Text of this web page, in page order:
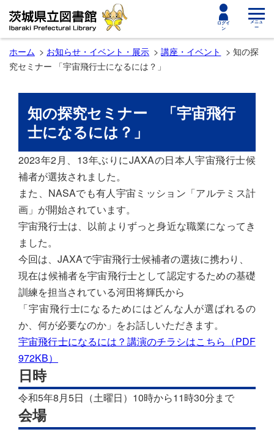
ログイ
ン
toggle
メニュ
ー
ホーム お知らせ・イベント・展示 講座・イベント
知の探
究セミナー 「宇宙飛行士になるには？」
知の探究セミナー 「宇宙飛行
士になるには？」
2023年2月、13年ぶりにJAXAの日本人宇宙飛行士候
補者が選抜されました。
また、NASAでも有人宇宙ミッション「アルテミス計
画」が開始されています。
宇宙飛行士は、以前よりずっと身近な職業になってき
ました。
今回は、JAXAで宇宙飛行士候補者の選抜に携わり、
現在は候補者を宇宙飛行士として認定するための基礎
訓練を担当されている河田将輝氏から
「宇宙飛行士になるためにはどんな人が選ばれるの
か、何が必要なのか」をお話しいただきます。
宇宙飛行士になるには？講演のチラシはこちら（PDF
972KB）
日時
令和5年8月5日（土曜日）10時から11時30分まで
会場